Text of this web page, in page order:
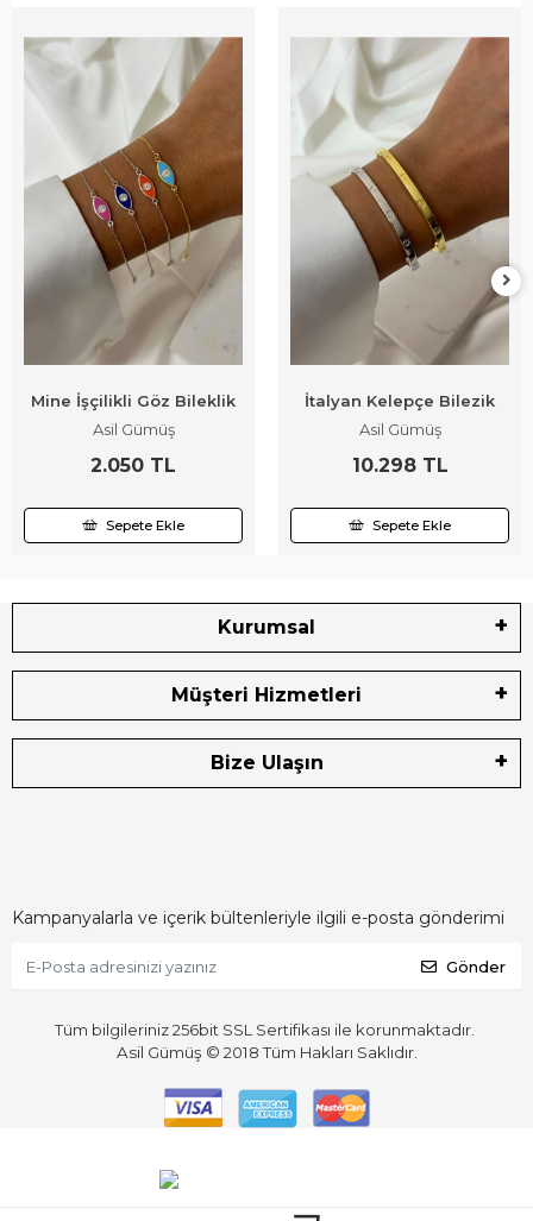
Mine İşçilikli Göz Bileklik
Asil Gümüş
2.050 TL
Sepete Ekle
İtalyan Kelepçe Bilezik
Asil Gümüş
10.298 TL
Sepete Ekle
Kurumsal
Müşteri Hizmetleri
Bize Ulaşın
Kampanyalarla ve içerik bültenleriyle ilgili e-posta gönderimi
Gönder
Tüm bilgileriniz 256bit SSL Sertifikası ile korunmaktadır.
Asil Gümüş © 2018Tüm Hakları Saklıdır.